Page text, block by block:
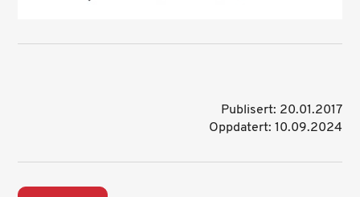
Publisert: 20.01.2017
Oppdatert: 10.09.2024